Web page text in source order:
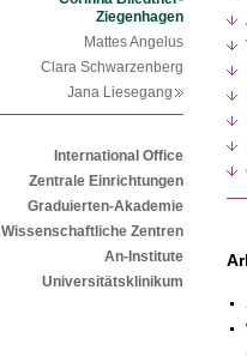
Ziegenhagen
Mattes Angelus
Clara Schwarzenberg
Jana Liesegang
International Office
Zentrale Einrichtungen
Graduierten-Akademie
Wissenschaftliche Zentren
An-Institute
Universitätsklinikum